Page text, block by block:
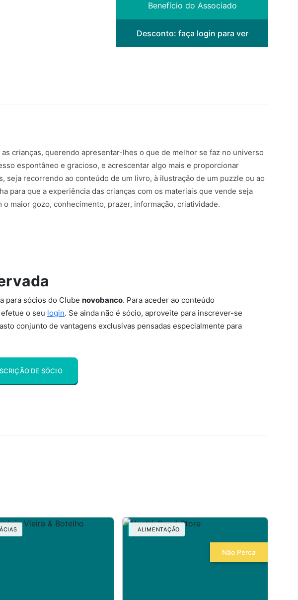
Benefício do Associado
Desconto: faça login para ver
crianças, querendo apresentar-lhes o que de melhor se faz no universo
espontâneo e gracioso, e acrescentar algo mais e proporcionar
seja recorrendo ao conteúdo de um livro, à ilustração de um puzzle ou ao
para que a experiência das crianças com os materiais que vende seja
maior gozo, conhecimento, prazer, informação, criatividade.
para sócios do Clube novobanco. Para aceder ao conteúdo
o seu login. Se ainda não é sócio, aproveite para inscrever-se
conjunto de vantagens exclusivas pensadas especialmente para
DE SÓCIO
Não Perca
ALIMENTAÇÃO